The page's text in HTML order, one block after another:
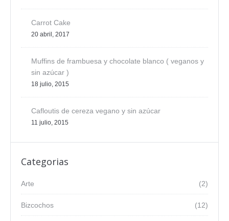
Carrot Cake
20 abril, 2017
Muffins de frambuesa y chocolate blanco ( veganos y
sin azúcar )
18 julio, 2015
Cafloutis de cereza vegano y sin azúcar
11 julio, 2015
Categorias
(2)
Arte
(12)
Bizcochos